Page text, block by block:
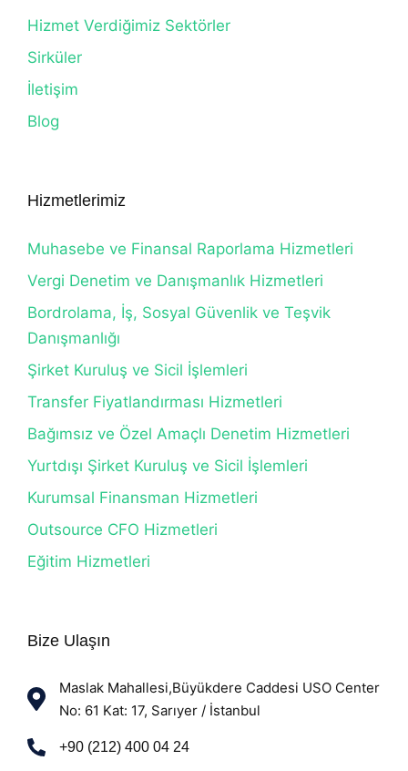
Hizmet Verdiğimiz Sektörler
Sirküler
İletişim
Blog
Hizmetlerimiz
Muhasebe ve Finansal Raporlama Hizmetleri
Vergi Denetim ve Danışmanlık Hizmetleri
Bordrolama, İş, Sosyal Güvenlik ve Teşvik
Danışmanlığı
Şirket Kuruluş ve Sicil İşlemleri
Transfer Fiyatlandırması Hizmetleri
Bağımsız ve Özel Amaçlı Denetim Hizmetleri
Yurtdışı Şirket Kuruluş ve Sicil İşlemleri
Kurumsal Finansman Hizmetleri
Outsource CFO Hizmetleri
Eğitim Hizmetleri
Bize Ulaşın
Maslak Mahallesi,Büyükdere Caddesi USO Center
No: 61 Kat: 17, Sarıyer / İstanbul
+90 (212) 400 04 24